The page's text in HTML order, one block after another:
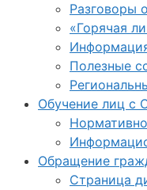
Разговоры
«Горячая
Полезные
Обучение лиц с
Обращение
Страница